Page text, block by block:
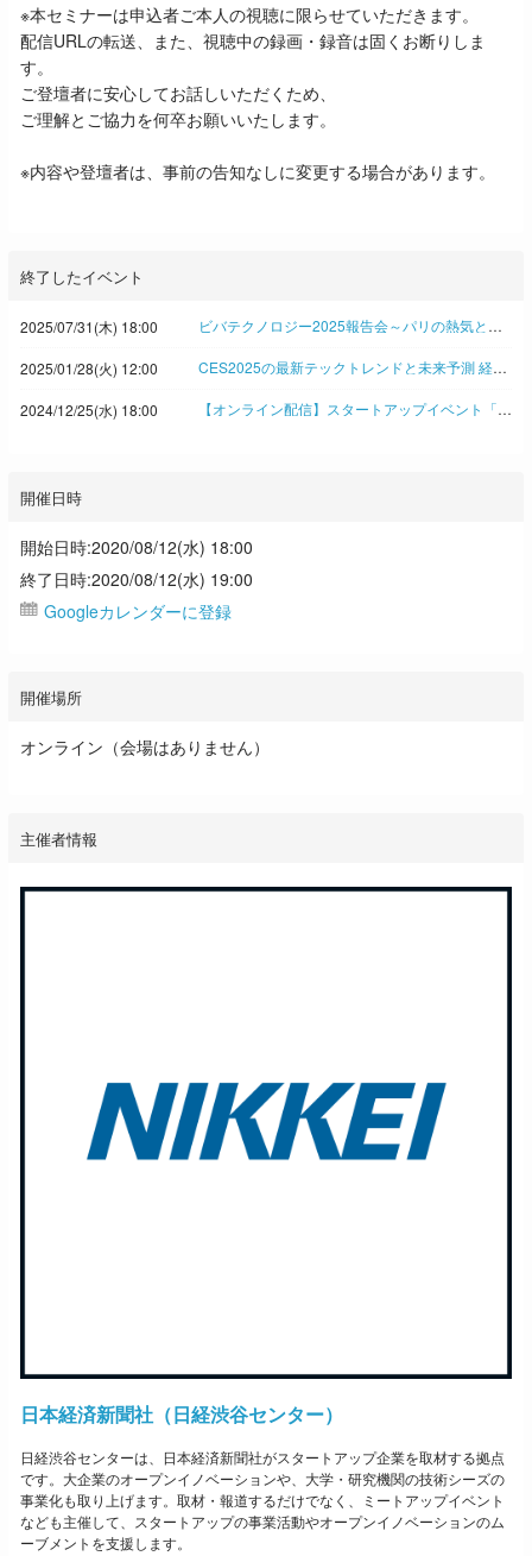
※本セミナーは申込者ご本人の視聴に限らせていただきます。
配信URLの転送、また、視聴中の録画・録音は固くお断りしま
す。
ご登壇者に安心してお話しいただくため、
ご理解とご協力を何卒お願いいたします。
※内容や登壇者は、事前の告知なしに変更する場合があります。
終了したイベント
2025/07/31(木) 18:00 ビバテクノロジー2025報告会～パリの熱気と学びを東京で 日経イノベーション・ミートアップ
2025/01/28(火) 12:00 CES2025の最新テックトレンドと未来予測 経験豊富な企業内イノベーターとジャーナリストが徹底解説！◆日経イノベーション・ミートアップ
2024/12/25(水) 18:00 【オンライン配信】スタートアップイベント「SLUSH2024」報告会 ヘルシンキでみたイノベーションの新潮流 Takeoff Tokyo アンティ・ソンニネン氏、新潟ベンチャー協会 渋谷修太氏ら登壇 ◇日経イノベーション・ミートアップ
開催日時
開始日時:2020/08/12(水) 18:00
終了日時:2020/08/12(水) 19:00
Googleカレンダーに登録
開催場所
オンライン（会場はありません）
主催者情報
日本経済新聞社（日経渋谷センター）
日経渋谷センターは、日本経済新聞社がスタートアップ企業を取材する拠点
です。大企業のオープンイノベーションや、大学・研究機関の技術シーズの
事業化も取り上げます。取材・報道するだけでなく、ミートアップイベント
なども主催して、スタートアップの事業活動やオープンイノベーションのム
ーブメントを支援します。